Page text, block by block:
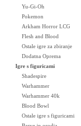
Yu-Gi-Oh
Pokemon
Arkham Horror LCG
Flesh and Blood
Ostale igre za zbiranje
Dodatna Oprema
Igre s figuricami
Shadespire
Warhammer
Warhammer 40k
Blood Bowl
Ostale igre s figuricami